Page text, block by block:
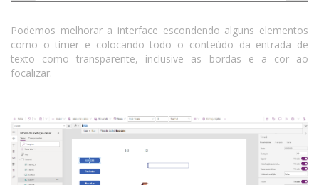
Podemos melhorar a interface escondendo alguns elementos
como o timer e colocando todo o conteúdo da entrada de
texto como transparente, inclusive as bordas e a cor ao
focalizar.